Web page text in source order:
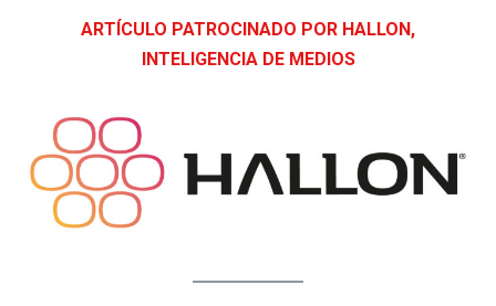
ARTÍCULO PATROCINADO POR HALLON,
INTELIGENCIA DE MEDIOS